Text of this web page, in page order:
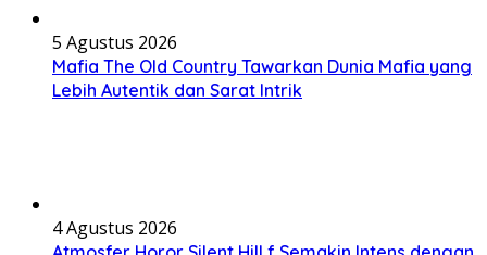
5 Agustus 2026
Mafia The Old Country Tawarkan Dunia Mafia yang
Lebih Autentik dan Sarat Intrik
4 Agustus 2026